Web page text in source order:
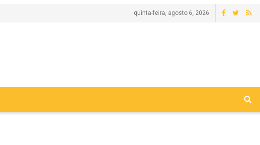
quinta-feira, agosto 6, 2026